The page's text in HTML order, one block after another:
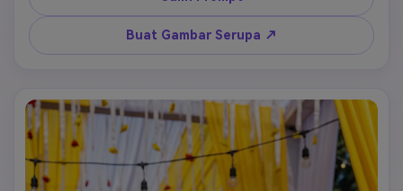
Buat Gambar Serupa ↗